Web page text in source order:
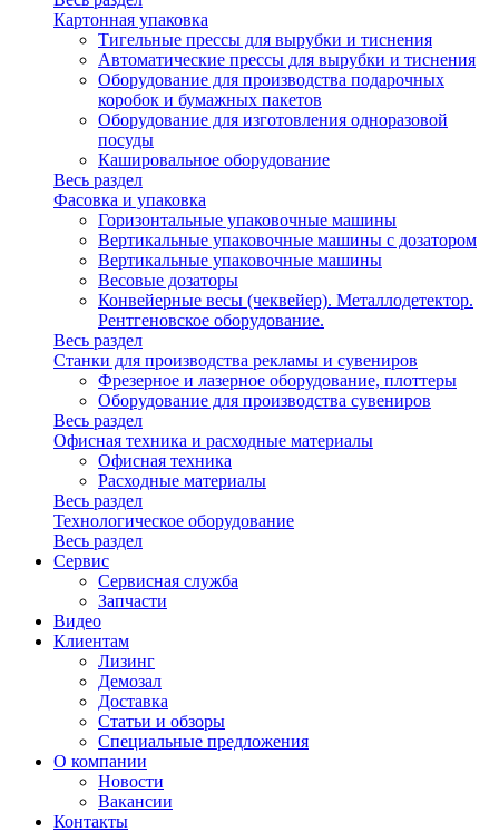
Картонная упаковка
Тигельные прессы для вырубки и тиснения
Автоматические прессы для вырубки и тиснения
Оборудование для производства подарочных
коробок и бумажных пакетов
Оборудование для изготовления одноразовой
посуды
Кашировальное оборудование
Весь раздел
Фасовка и упаковка
Горизонтальные упаковочные машины
Вертикальные упаковочные машины с дозатором
Вертикальные упаковочные машины
Весовые дозаторы
Конвейерные весы (чеквейер). Металлодетектор.
Рентгеновское оборудование.
Весь раздел
Станки для производства рекламы и сувениров
Фрезерное и лазерное оборудование, плоттеры
Оборудование для производства сувениров
Весь раздел
Офисная техника и расходные материалы
Офисная техника
Расходные материалы
Весь раздел
Технологическое оборудование
Весь раздел
Сервис
Сервисная служба
Запчасти
Видео
Клиентам
Лизинг
Демозал
Доставка
Статьи и обзоры
Специальные предложения
О компании
Новости
Вакансии
Контакты